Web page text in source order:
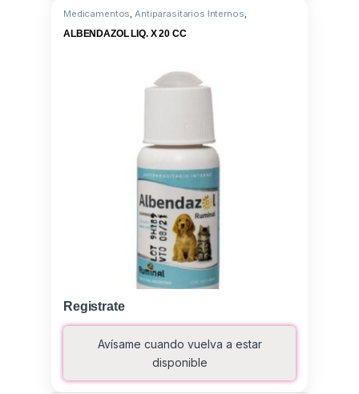
Medicamentos Antiparasitarios Internos
Albendazole 10G
ALBENDAZOL LIQ. X 20 CC
Registrate
Avísame cuando vuelva a estar
disponible